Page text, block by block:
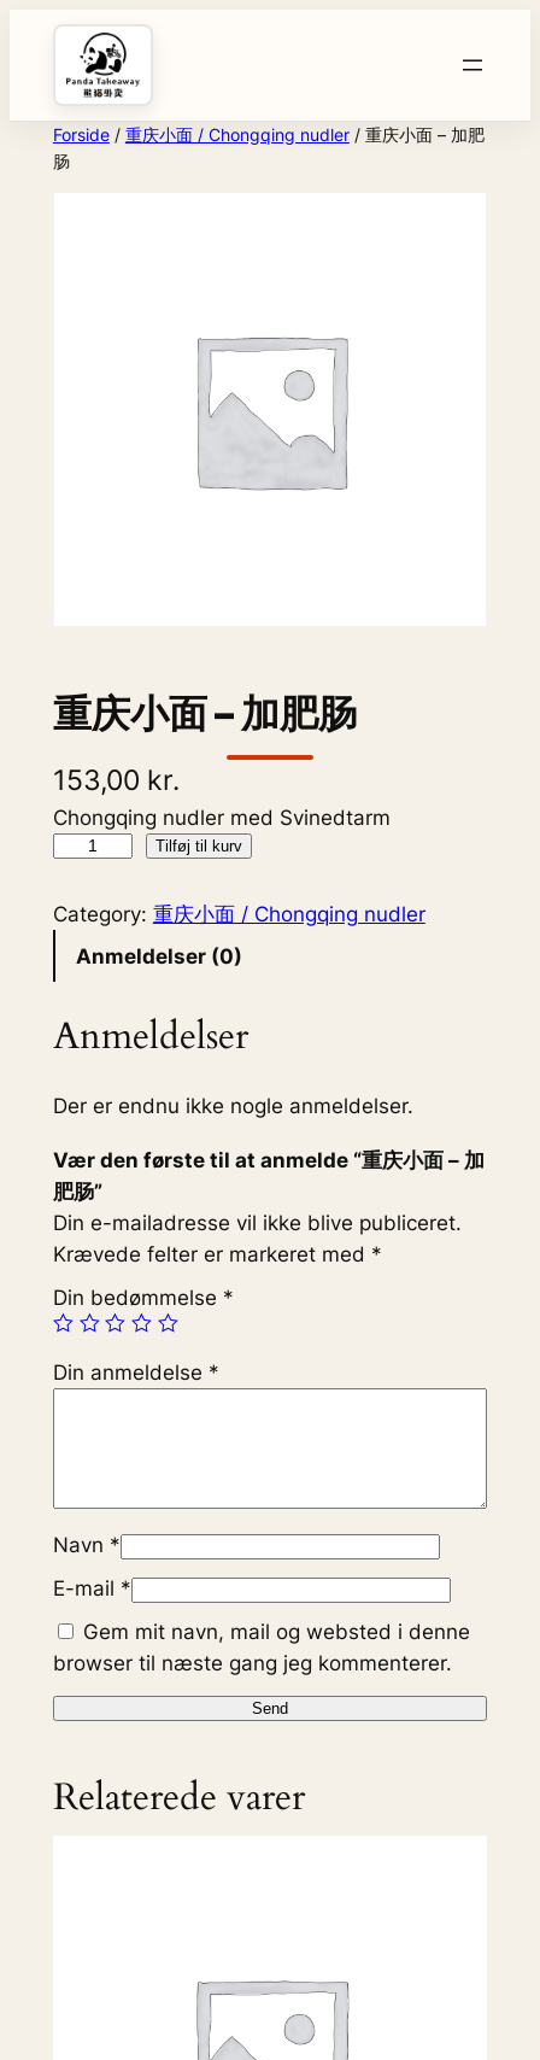
Spring
indhold
Forside/ 重庆小面 / Chongqing nudler/ 重庆小面 – 加肥
肠
重庆小面 – 加肥肠
153,00 kr.
Chongqing nudler med Svinedtarm
小
肥
a
t
a
l
Tilføj til kurv
Category: 重庆小面 / Chongqing nudler
Anmeldelser (0)
Anmeldelser
Der er endnu ikke nogle anmeldelser.
Vær den første til at anmelde “重庆小面 – 加
肥肠”
Din e-mailadresse vil ikke blive publiceret.
Krævede felter er markeret med *
Din bedømmelse *
Din anmeldelse *
Navn *
E-mail *
Gem mit navn, mail og websted i denne
browser til næste gang jeg kommenterer.
Relaterede varer